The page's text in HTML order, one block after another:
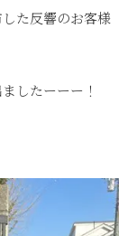
た反響のお客様
したーーー！